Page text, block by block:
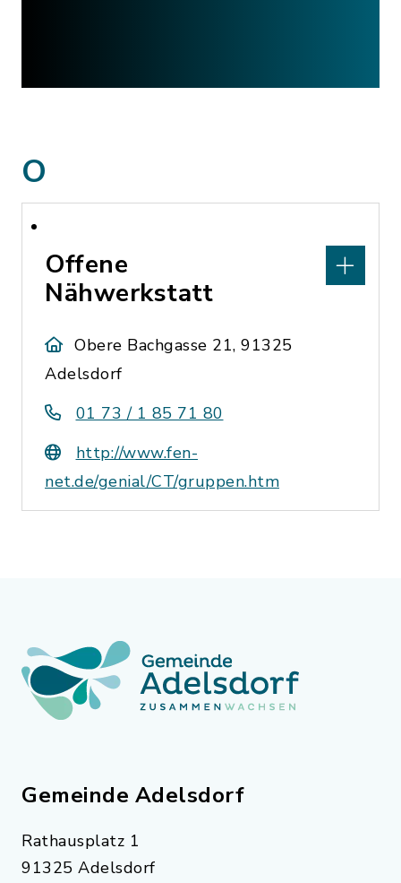
O
Offene
Nähwerkstatt
Obere Bachgasse 21, 91325
Adelsdorf
01 73 / 1 85 71 80
http://www.fen-
net.de/genial/CT/gruppen.htm
Gemeinde Adelsdorf
Rathausplatz 1
91325 Adelsdorf